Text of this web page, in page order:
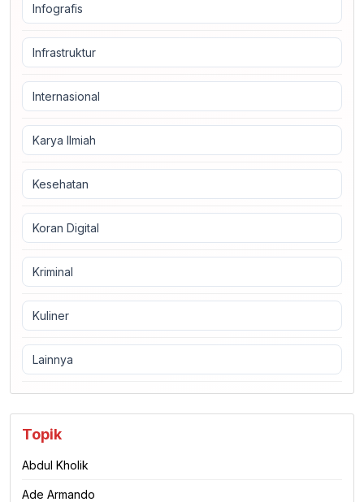
Infografis
Infrastruktur
Internasional
Karya Ilmiah
Kesehatan
Koran Digital
Kriminal
Kuliner
Lainnya
Topik
Abdul Kholik
Ade Armando